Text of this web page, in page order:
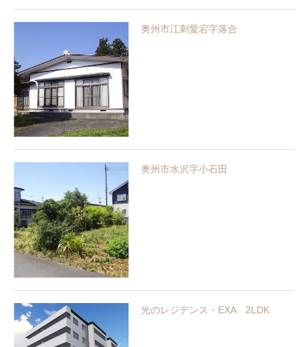
奥州市江刺愛宕字落合
奥州市水沢字小石田
光のレジデンス・EXA 2LDK